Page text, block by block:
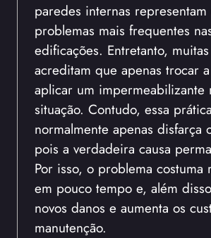
paredes internas
problemas mais frequentes
edificações. Entretanto,
acreditam que apenas trocar
aplicar um impermeabilizante
situação. Contudo, essa prática
normalmente apenas disfarça
pois a verdadeira causa
Por isso, o problema costuma
em pouco tempo e, além
novos danos e aumenta os
manutenção.